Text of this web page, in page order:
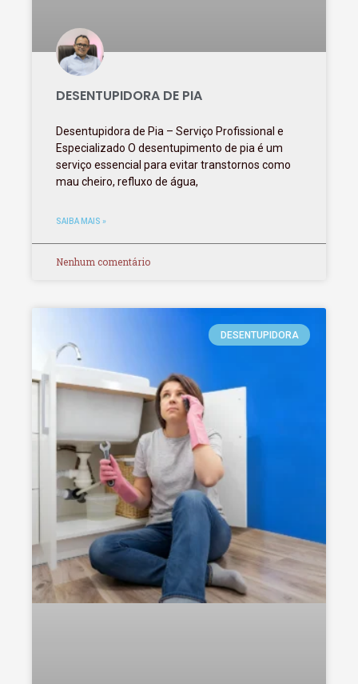
DESENTUPIDORA DE PIA
Desentupidora de Pia – Serviço Profissional e
Especializado O desentupimento de pia é um
serviço essencial para evitar transtornos como
mau cheiro, refluxo de água,
SAIBA MAIS »
Nenhum comentário
DESENTUPIDORA